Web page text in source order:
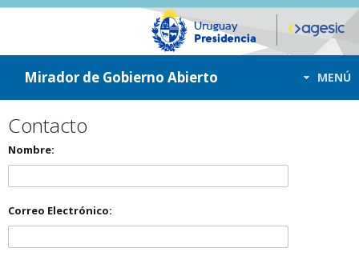
ir a contenido
ir al menú
Mirador de Gobierno Abierto MENÚ
Contacto
Nombre:
Correo Electrónico: